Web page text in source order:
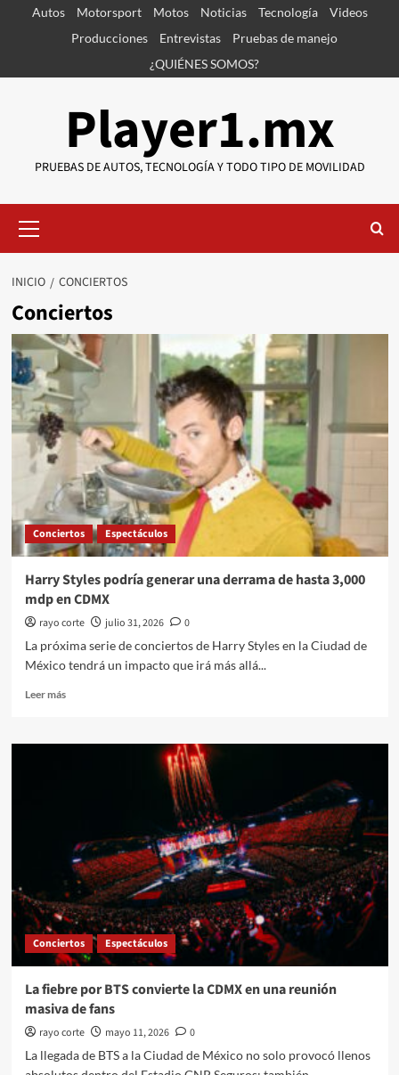
SaltarAutos Motorsport Motos Noticias Tecnología
Videos
Producciones
Entrevistas
Pruebas de manejo
¿QUIÉNES SOMOS?
Player1.mx
PRUEBAS DE AUTOS, TECNOLOGÍA Y TODO TIPO DE MOVILIDAD
primario
INICIO CONCIERTOS
Conciertos
Conciertos Espectáculos
Harry Styles podría generar una derrama de hasta 3,000
mdp en CDMX
rayo corte julio 31, 2026
0
La próxima serie de conciertos de Harry Styles en la Ciudad de
México tendrá un impacto que irá más allá...
Leer másLeer
Harry
de
hasta
3,000
mdp
en
CDMX
Conciertos Espectáculos
La fiebre por BTS convierte la CDMX en una reunión
masiva de fans
rayo corte mayo 11, 2026
0
La llegada de BTS a la Ciudad de México no solo provocó llenos